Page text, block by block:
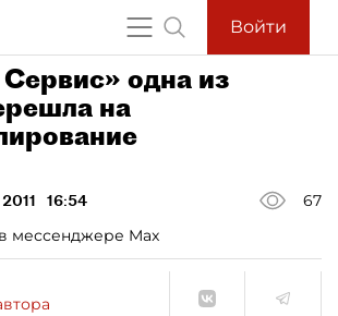
Войти
одна из
на
16:54
67
мессенджере Max